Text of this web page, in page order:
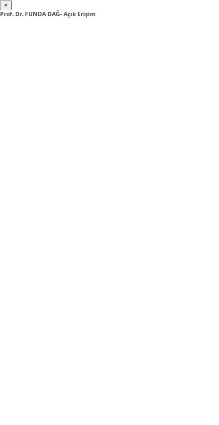
×
Prof. Dr. FUNDA DAĞ- Açık Erişim